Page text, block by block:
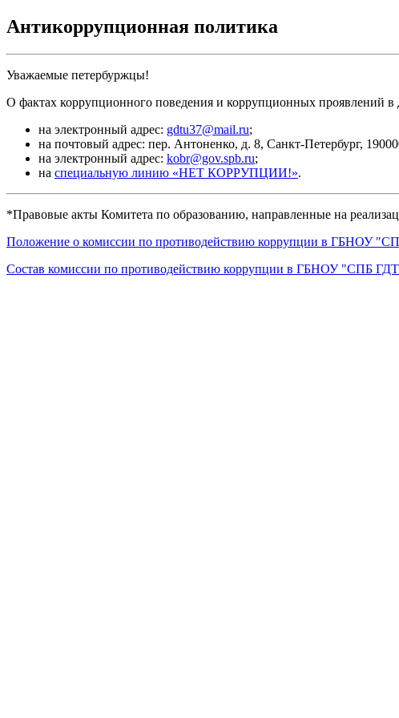
Антикоррупционная политика
Уважаемые петербуржцы!
О фактах коррупционного поведения и коррупционных
на электронный адрес: gdtu37@mail.ru;
на почтовый адрес: пер. Антоненко, д. 8, Санкт-Петербург,
на электронный адрес: kobr@gov.spb.ru;
на специальную линию «НЕТ КОРРУПЦИИ!».
*Правовые акты Комитета по образованию, направленные на
Положение о комиссии по противодействию коррупции в ГБНОУ
Состав комиссии по противодействию коррупции в ГБНОУ "СПБ